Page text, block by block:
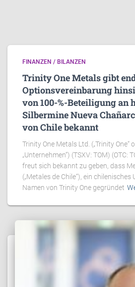
FINANZEN / BILANZEN
Trinity One Metals gibt
Optionsvereinbarung
von 100-%-Beteiligung an
Silbermine Nueva
von Chile bekannt
Trinity One Metals Ltd. („Trinity One“
„Unternehmen“) (TSXV: TOM) (OTC:
freut sich bekannt zu geben, dass
(„Metales de Chile“), ein
Namen von Trinity One gegründet